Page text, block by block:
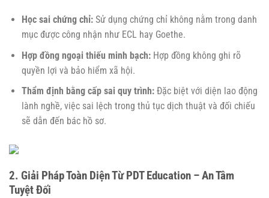
Học sai chứng chỉ:Sử dụng chứng chỉ không nằm trong danh
mục được công nhận như ECL hay Goethe.
Hợp đồng ngoại thiếu minh bạch:Hợp đồng không ghi rõ
quyền lợi và bảo hiểm xã hội.
Thẩm định bằng cấp sai quy trình:Đặc biệt với diện lao động
lành nghề, việc sai lệch trong thủ tục dịch thuật và đối chiếu
sẽ dẫn đến bác hồ sơ.
2. Giải Pháp Toàn Diện Từ PDT Education – An Tâm
Tuyệt Đối